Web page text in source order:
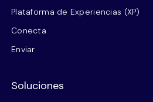
Plataforma de Experiencias (XP)
Conecta
Enviar
Soluciones